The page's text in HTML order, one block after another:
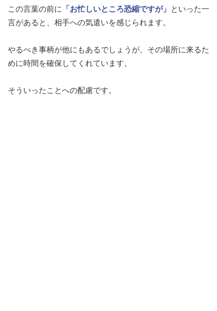
この言葉の前に 「お忙しいところ恐縮ですが」
といった一
言があると、相手への気遣いを感じられます。
やるべき事柄が他にもあるでしょうが、その場所に来るた
めに時間を確保してくれています。
そういったことへの配慮です。